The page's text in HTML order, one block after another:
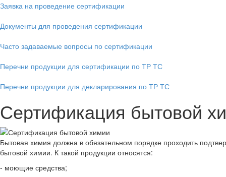
Заявка на проведение сертификации
Документы для проведения сертификации
Часто задаваемые вопросы по сертификации
Перечни продукции для сертификации по ТР ТС
Перечни продукции для декларирования по ТР ТС
Сертификация бытовой
Бытовая химия должна в обязательном порядке проходить
бытовой химии. К такой продукции относятся:
- моющие средства;